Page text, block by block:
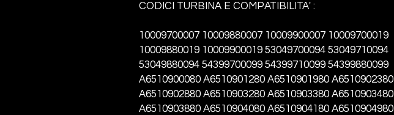
CODICI TURBINA E COMPATIBILITA' :
10009700007 10009880007 10009900007 10009700019
10009880019 10009900019 53049700094 53049710094
53049880094 54399700099 54399710099 54399880099
A6510900080 A6510901280 A6510901980 A6510902380
A6510902880 A6510903280 A6510903380 A6510903480
A6510903880 A6510904080 A6510904180 A6510904980